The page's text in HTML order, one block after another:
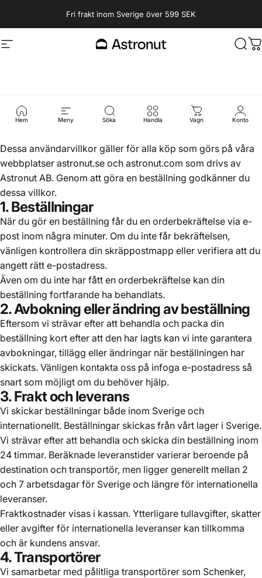
Fri frakt inom Sverige över 599 SEK
WebbplatsnavigeringAstronut Sök
Hem Meny Söka Handla Vagn Konto
Användarvillkor
Dessa användarvillkor gäller för alla köp som görs på våra
webbplatser astronut.se och astronut.com som drivs av
Astronut AB. Genom att göra en beställning godkänner du
dessa villkor.
1. Beställningar
När du gör en beställning får du en orderbekräftelse via e-
post inom några minuter. Om du inte får bekräftelsen,
vänligen kontrollera din skräppostmapp eller verifiera att du
angett rätt e-postadress.
Även om du inte har fått en orderbekräftelse kan din
beställning fortfarande ha behandlats.
2. Avbokning eller ändring av beställning
Eftersom vi strävar efter att behandla och packa din
beställning kort efter att den har lagts kan vi inte garantera
avbokningar, tillägg eller ändringar när beställningen har
skickats. Vänligen kontakta oss på infoga e-postadress så
snart som möjligt om du behöver hjälp.
3. Frakt och leverans
Vi skickar beställningar både inom Sverige och
internationellt. Beställningar skickas från vårt lager i Sverige.
Vi strävar efter att behandla och skicka din beställning inom
24 timmar. Beräknade leveranstider varierar beroende på
destination och transportör, men ligger generellt mellan 2
och 7 arbetsdagar för Sverige och längre för internationella
leveranser.
Fraktkostnader visas i kassan. Ytterligare tullavgifter, skatter
eller avgifter för internationella leveranser kan tillkomma
och är kundens ansvar.
4. Transportörer
Vi samarbetar med pålitliga transportörer som Schenker,